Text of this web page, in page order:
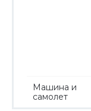
Машина и
самолет